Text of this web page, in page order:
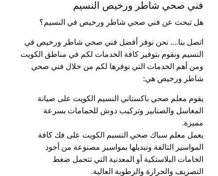
فني صحي شاطر ورخيص النسيم
هل تبحث عن فني صحي شاطر ورخيص في النسيم؟
اتصل بنا…. نحن نوفر أفضل فني صحي شاطر ورخيص في
النسيم ونقوم بتوفير كافة الخدمات لكم في مناطق الكويت
ومن أهم الخدمات التي نوفرها لكم من خلال فني صحي
شاطر ورخيص هي:
يقوم معلم صحي باكستاني النسيم الكويت على صيانة
المغاسل والصنابير وتركيب دوش للحمامات بسرعة
مميزة.
يعمل معلم سباك صحي النسيم الكويت على فك كافة
المواسير التالفة وتبديلها بمواسير مصنوعة من أجود
الخامات البلاستكية أو المعدنية التي تتحمل ضغط
التصريف والحرارة والرطوبة العالية.